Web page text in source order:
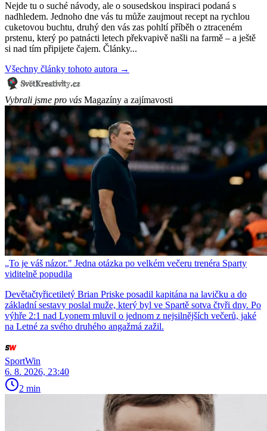
Nejde tu o suché návody, ale o sousedskou inspiraci podaná s
nadhledem. Jednoho dne vás tu může zaujmout recept na rychlou
cuketovou buchtu, druhý den vás zas pohltí příběh o ztraceném
prstenu, který po patnácti letech překvapivě našli na farmě – a ještě
si nad tím připijete čajem. Články...
Všechny články tohoto autora →
Vybrali jsme pro vás Magazíny a zajímavosti
„To je váš názor." Jedna otázka po velkém večeru trenéra Sparty
viditelně popudila
Devětačtyřicetiletý Brian Priske posadil kapitána na lavičku a do
základní sestavy poslal muže, který byl ve Spartě sotva čtyři dny. Po
výhře 2:1 nad Lyonem mluvil o jednom z nejsilnějších večerů, jaké
na Letné za svého druhého angažmá zažil.
SportWin
6. 8. 2026, 23:40
2 min